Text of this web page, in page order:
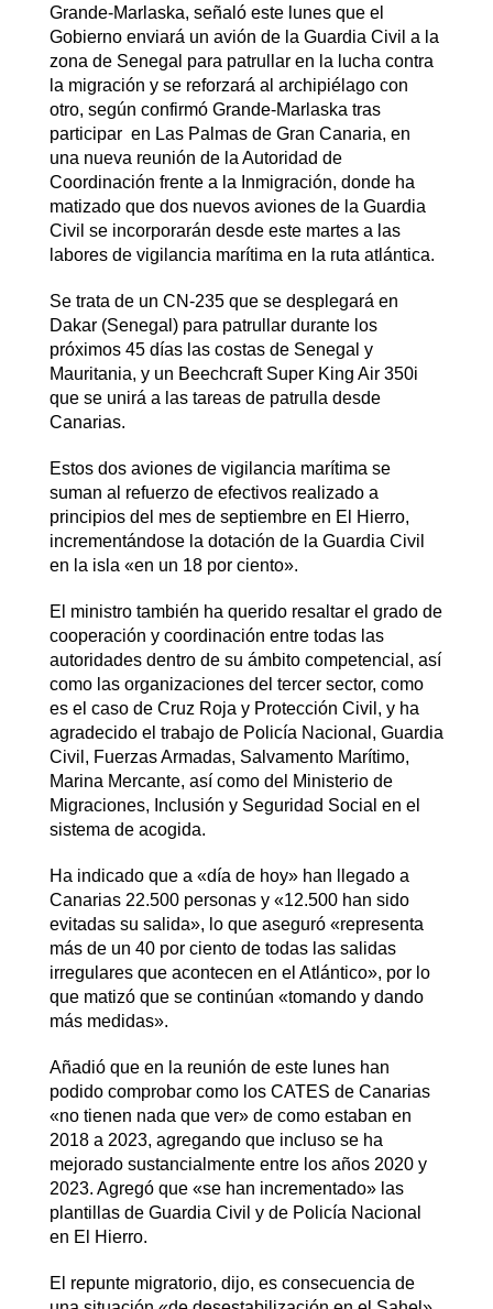
Grande-Marlaska, señaló este lunes que el
Gobierno enviará un avión de la Guardia Civil a la
zona de Senegal para patrullar en la lucha contra
la migración y se reforzará al archipiélago con
otro, según confirmó Grande-Marlaska tras
participar en Las Palmas de Gran Canaria, en
una nueva reunión de la Autoridad de
Coordinación frente a la Inmigración, donde ha
matizado que dos nuevos aviones de la Guardia
Civil se incorporarán desde este martes a las
labores de vigilancia marítima en la ruta atlántica.
Se trata de un CN-235 que se desplegará en
Dakar (Senegal) para patrullar durante los
próximos 45 días las costas de Senegal y
Mauritania, y un Beechcraft Super King Air 350i
que se unirá a las tareas de patrulla desde
Canarias.
Estos dos aviones de vigilancia marítima se
suman al refuerzo de efectivos realizado a
principios del mes de septiembre en El Hierro,
incrementándose la dotación de la Guardia Civil
en la isla «en un 18 por ciento».
El ministro también ha querido resaltar el grado de
cooperación y coordinación entre todas las
autoridades dentro de su ámbito competencial, así
como las organizaciones del tercer sector, como
es el caso de Cruz Roja y Protección Civil, y ha
agradecido el trabajo de Policía Nacional, Guardia
Civil, Fuerzas Armadas, Salvamento Marítimo,
Marina Mercante, así como del Ministerio de
Migraciones, Inclusión y Seguridad Social en el
sistema de acogida.
Ha indicado que a «día de hoy» han llegado a
Canarias 22.500 personas y «12.500 han sido
evitadas su salida», lo que aseguró «representa
más de un 40 por ciento de todas las salidas
irregulares que acontecen en el Atlántico», por lo
que matizó que se continúan «tomando y dando
más medidas».
Añadió que en la reunión de este lunes han
podido comprobar como los CATES de Canarias
«no tienen nada que ver» de como estaban en
2018 a 2023, agregando que incluso se ha
mejorado sustancialmente entre los años 2020 y
2023. Agregó que «se han incrementado» las
plantillas de Guardia Civil y de Policía Nacional
en El Hierro.
El repunte migratorio, dijo, es consecuencia de